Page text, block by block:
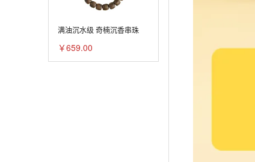
满油沉水级 奇楠沉香串珠
￥659.00